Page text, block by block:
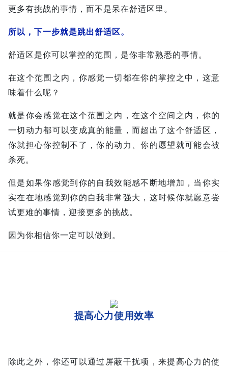
更多有挑战的事情，而不是呆在舒适区里。
所以，下一步就是跳出舒适区。
舒适区是你可以掌控的范围，是你非常熟悉的事情。
在这个范围之内，你感觉一切都在你的掌控之中，这意
味着什么呢？
就是你会感觉在这个范围之内，在这个空间之内，你的
一切动力都可以变成真的能量，而超出了这个舒适区，
你就担心你控制不了，你的动力、你的愿望就可能会被
杀死。
但是如果你感觉到你的自我效能感不断地增加，当你实
实在在地感觉到你的自我非常强大，这时候你就愿意尝
试更难的事情，迎接更多的挑战。
因为你相信你一定可以做到。
提高心力使用效率
除此之外，你还可以通过屏蔽干扰项，来提高心力的使